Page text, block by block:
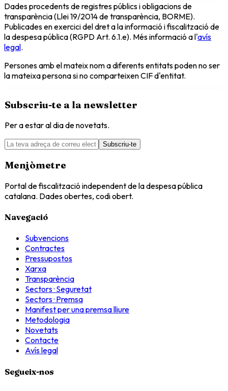
Dades procedents de registres públics i obligacions de
transparència (Llei 19/2014 de transparència, BORME).
Publicades en exercici del dret a la informació i fiscalització de
la despesa pública (RGPD Art. 6.1.e). Més informació a l'avís
legal.
Persones amb el mateix nom a diferents entitats poden no ser
la mateixa persona si no comparteixen CIF d'entitat.
Subscriu-te a la newsletter
Per a estar al dia de novetats.
Subscriu-te
Menjòmetre
Portal de fiscalització independent de la despesa pública
catalana. Dades obertes, codi obert.
Navegació
Subvencions
Contractes
Pressupostos
Xarxa
Transparència
Sectors · Seguretat
Sectors · Premsa
Manifest per una premsa lliure
Metodologia
Novetats
Contacte
Avís legal
Segueix-nos